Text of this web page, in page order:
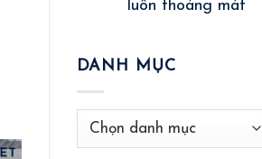
luôn thoáng mát
DANH MỤC
Danh